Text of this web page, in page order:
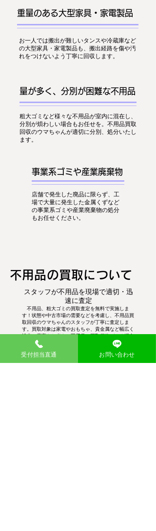
重量のある大型家具・家電製品
お一人では搬出が難しいタンスや冷蔵庫など
の大型家具・家電製品も、搬出経路を傷や汚
れをつけないよう丁寧に回収します。
量が多く、分別が困難な不用品
粗大ゴミなど様々な不用品が室内に混在し、
分別が煩わしい場合もお任せを。不用品買取
回収のウマちゃんが適切に分別、処分いたし
ます。
事業系ゴミや産業廃棄物
店舗で発生した廃品に限らず、工
場で大量に発生した金属くずなど
の事業系ゴミや産業廃棄物の処分
もお任せください。
​不用品の買取について
スタッフが不用品を現場で適切・迅
速に査定
不用品、粗大ゴミの買取査定を無料で実施しま
す！状態や中古市場の需要などを考慮し、不用品買
取回収のウマちゃんのスタッフが丁寧に査定しま
す。買取対象は家電やおもちゃ、貴金属など幅広く
設定。廃棄をお考えの不用品に買取価格がつく場合
がございます。
受付担当直通 お問い合わせ